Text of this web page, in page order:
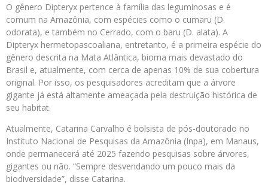
O gênero Dipteryx pertence à família das leguminosas e é
comum na Amazônia, com espécies como o cumaru (D.
odorata), e também no Cerrado, com o baru (D. alata). A
Dipteryx hermetopascoaliana, entretanto, é a primeira espécie do
gênero descrita na Mata Atlântica, bioma mais devastado do
Brasil e, atualmente, com cerca de apenas 10% de sua cobertura
original. Por isso, os pesquisadores acreditam que a árvore
gigante já está altamente ameaçada pela destruição histórica de
seu habitat.
Atualmente, Catarina Carvalho é bolsista de pós-doutorado no
Instituto Nacional de Pesquisas da Amazônia (Inpa), em Manaus,
onde permanecerá até 2025 fazendo pesquisas sobre árvores,
gigantes ou não. “Sempre desvendando um pouco mais da
biodiversidade”, disse Catarina.